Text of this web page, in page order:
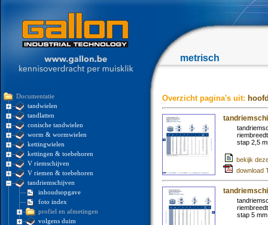
Documentatie
tandwielen
tandlatten
conische tandwielen
worm & wormwielen
kettingwielen
kettingen & toebehoren
V riemschijven
V riemen & toebehoren
tandriemschijven
inhoudsopgave
foto index
profiel en afmetingen
volgens duim
metrisch
Overzicht pagina's uit:
stap 2,5
bekijk
download
stap 5 mm